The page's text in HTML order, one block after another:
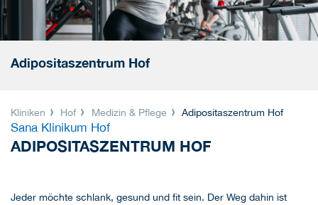
Adipositaszentrum Hof
Kliniken Hof Medizin & Pflege Adipositaszentrum Hof
Sana Klinikum Hof
ADIPOSITASZENTRUM HOF
Jeder möchte schlank, gesund und fit sein. Der Weg dahin ist